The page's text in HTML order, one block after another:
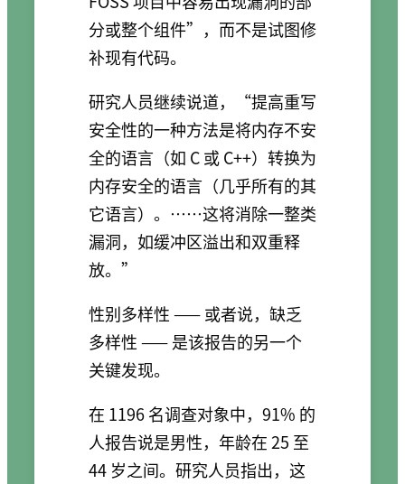
分或整个组件”，而不是试图修
补现有代码。
研究人员继续说道，“提高重写
安全性的一种方法是将内存不安
全的语言（如 C 或 C++）转换为
内存安全的语言（几乎所有的其
它语言）。……这将消除一整类
漏洞，如缓冲区溢出和双重释
放。”
性别多样性 —— 或者说，缺乏
多样性 —— 是该报告的另一个
关键发现。
在 1196 名调查对象中，91% 的
人报告说是男性，年龄在 25 至
44 岁之间。研究人员指出，这